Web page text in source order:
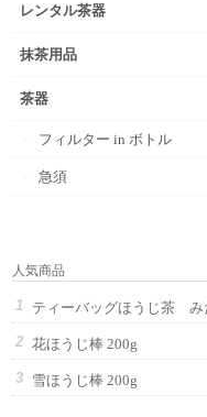
レンタル茶器
抹茶用品
茶器
フィルター in ボトル
急須
人気商品
ティーバッグほうじ茶
花ほうじ棒 200g
雪ほうじ棒 200g